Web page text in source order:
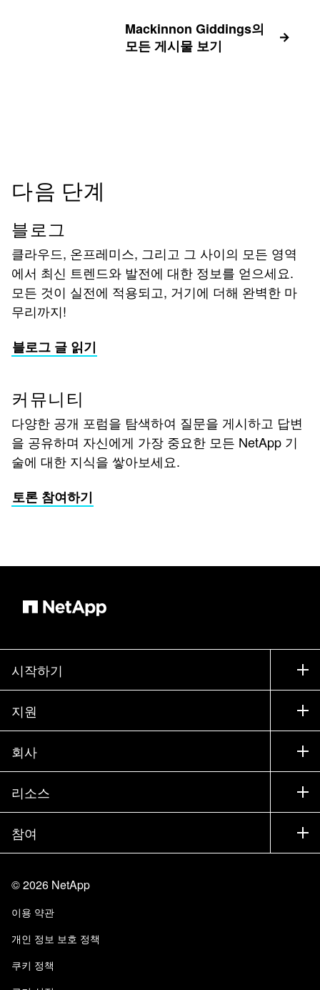
Mackinnon Giddings의
모든 게시물 보기
다음 단계
블로그
클라우드, 온프레미스, 그리고 그 사이의 모든 영역
에서 최신 트렌드와 발전에 대한 정보를 얻으세요.
모든 것이 실전에 적용되고, 거기에 더해 완벽한 마
무리까지!
블로그 글 읽기
커뮤니티
다양한 공개 포럼을 탐색하여 질문을 게시하고 답변
을 공유하며 자신에게 가장 중요한 모든 NetApp 기
술에 대한 지식을 쌓아보세요.
토론 참여하기
시작하기
구입 방법
세일즈 팀 연락처
파트너 찾기
경영진 브리핑
제품 소개
지원
지원
교육
설명서
커뮤니티
알아보기
회사
회사
파트너
채용
Trust Center
책임 및 지속가능성
품질 인증
NetApp Instaclustr
리소스
뉴스룸
이벤트
블로그
고객 경험
고객 사례
참여
사이트 피드백
액세스 가능성
이메일 구독
©2026 NetApp
이용 약관
개인 정보 보호 정책
쿠키 정책